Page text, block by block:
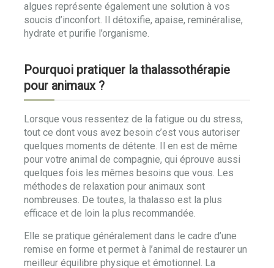
algues représente également une solution à vos
soucis d’inconfort. Il détoxifie, apaise, reminéralise,
hydrate et purifie l’organisme.
Pourquoi pratiquer la thalassothérapie
pour animaux ?
Lorsque vous ressentez de la fatigue ou du stress,
tout ce dont vous avez besoin c’est vous autoriser
quelques moments de détente. Il en est de même
pour votre animal de compagnie, qui éprouve aussi
quelques fois les mêmes besoins que vous. Les
méthodes de relaxation pour animaux sont
nombreuses. De toutes, la thalasso est la plus
efficace et de loin la plus recommandée.
Elle se pratique généralement dans le cadre d’une
remise en forme et permet à l’animal de restaurer un
meilleur équilibre physique et émotionnel. La